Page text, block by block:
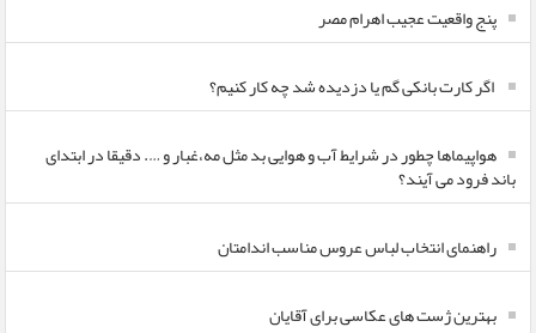
پنج واقعیت عجیب اهرام مصر
اگر کارت بانکی گم یا دزدیده شد چه کار کنیم؟
هواپیماها چطور در شرایط آب و هوایی بد مثل مه،غبار و …. دقیقا در ابتدای
باند فرود می آیند؟
راهنمای انتخاب لباس عروس مناسب اندامتان
بهترین ژست های عکاسی برای آقایان